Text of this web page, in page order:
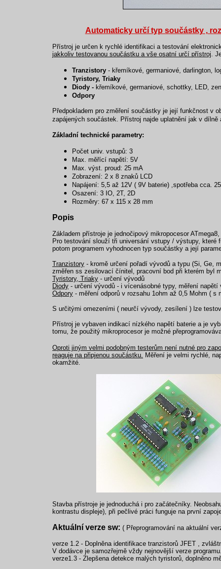
Automaticky určí typ součástky ,
Přístroj je určen k rychlé identifikaci a testování
jakkoliv testovanou součástku a vše osatní určí přístroj.
Tranzistory - křemíkové, germaniové, darlington,
Tyristory, Triaky
Diody - křemíkové, germaniové, schottky, LED,
Odpory
Předpokladem pro změření součástky je její funkčnost v
zapájených součástek. Přístroj najde uplatnění jak v dílně
Základní technické parametry:
Počet univ. vstupů: 3
Max. měřící napětí: 5V
Max. výst. proud: 25 mA
Zobrazení: 2 x 8 znaků LCD
Napájení: 5,5 až 12V ( 9V baterie) ,spotřeba cca.
Osazení: 3 IO, 2T, 2D
Rozměry: 67 x 115 x 28 mm
Popis
Základem přístroje je jednočipový mikropocesor
Pro testování slouží tři universání vstupy / výstupy, které
potom programem vyhodnocen typ součástky a její
Tranzistory - kromě určení pořadí vývodů a typu (Si, Ge,
změřen ss zesilovací čínitel, pracovní bod při kterém byl
Tyristory, Triaky - určení vývodů
Diody - určení vývodů - i vícenásobné typy, měření
Odpory - měření odporů v rozsahu 1ohm až 0,5 Mohm ( s
S určitými omezeními ( neurčí vývody, zesílení ) lze
Přístroj je vybaven indikací nízkého napětí baterie a je
tomu, že použitý mikroprocesor je možné
Oproti jiným velmi podobným testerům není nutné pro
reaguje na připjenou součástku. Měření je velmi rychlé,
okamžité.
Stavba přístroje je jednoduchá i pro začátečníky.
kontrastu displeje), při pečlivé práci funguje na první
Aktuální verze sw: ( Přeprogramování na aktuální
verze 1.2 - Doplněna identifikace tranzistorů JFET ,
V dodávce je samozřejmě vždy nejnovější verze
verze1.3 - Zlepšena detekce malých tyristorů, doplněno